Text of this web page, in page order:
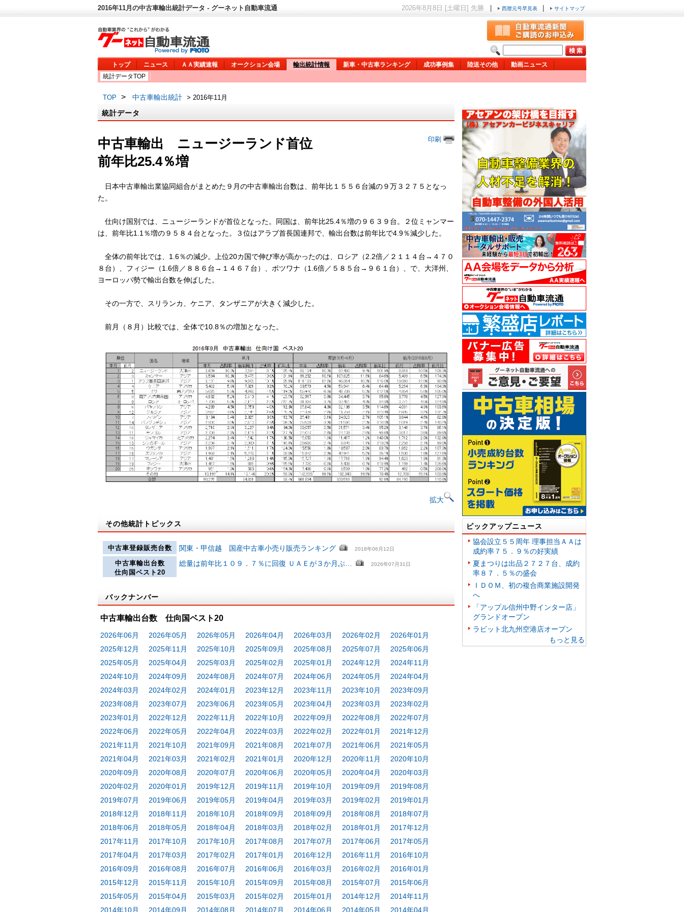
2016年11月の中古車輸出統計データ - グーネット自動車流通 2026年8月8日 [土曜日] 先勝 西暦元号早見表 サイトマップ
トップ ニュース ＡＡ実績速報 オークション会場 輸出統計情報 新車・中古車ランキング 成功事例集 陸送その他
動画ニュース
統計データTOP
TOP > 中古車輸出統計 > 2016年11月
統計データ
印刷
中古車輸出 ニュージーランド首位
前年比25.4％増
日本中古車輸出業協同組合がまとめた９月の中古車輸出台数は、前年比１５５６台減の９万３２７５となっ
た。
仕向け国別では、ニュージーランドが首位となった。同国は、前年比25.4％増の９６３９台。２位ミャンマー
は、前年比1.1％増の９５８４台となった。３位はアラブ首長国連邦で、輸出台数は前年比で4.9％減少した。
全体の前年比では、1.6％の減少。上位20カ国で伸び率が高かったのは、ロシア（2.2倍／２１１４台→４７０
８台）、フィジー（1.6倍／８８６台→１４６７台）、ボツワナ（1.6倍／５８５台→９６１台）、で、大洋州、
ヨーロッパ勢で輸出台数を伸ばした。
その一方で、スリランカ、ケニア、タンザニアが大きく減少した。
前月（８月）比較では、全体で10.8％の増加となった。
拡大
その他統計トピックス
中古車登録販売台数 関東・甲信越 国産中古車小売り販売ランキング 2018年06月12日
中古車輸出台数
仕向国ベスト20
総量は前年比１０９．７％に回復 ＵＡＥが３か月ぶ… 2026年07月31日
バックナンバー
中古車輸出台数 仕向国ベスト20
2026年06月 2026年05月 2026年05月 2026年04月 2026年03月 2026年02月
2026年01月
2025年12月
2025年11月 2025年10月 2025年09月 2025年08月 2025年07月
2025年06月
2025年05月
2025年04月 2025年03月 2025年02月 2025年01月 2024年12月
2024年11月
2024年10月
2024年09月 2024年08月 2024年07月 2024年06月 2024年05月
2024年04月
2024年03月
2024年02月 2024年01月 2023年12月 2023年11月 2023年10月
2023年09月
2023年08月
2023年07月 2023年06月 2023年05月 2023年04月 2023年03月
2023年02月
2023年01月
2022年12月 2022年11月 2022年10月 2022年09月 2022年08月
2022年07月
2022年06月
2022年05月 2022年04月 2022年03月 2022年02月 2022年01月
2021年12月
2021年11月
2021年10月 2021年09月 2021年08月 2021年07月 2021年06月
2021年05月
2021年04月
2021年03月 2021年02月 2021年01月 2020年12月 2020年11月
2020年10月
2020年09月
2020年08月 2020年07月 2020年06月 2020年05月 2020年04月
2020年03月
2020年02月
2020年01月 2019年12月 2019年11月 2019年10月 2019年09月
2019年08月
2019年07月
2019年06月 2019年05月 2019年04月 2019年03月 2019年02月
2019年01月
2018年12月
2018年11月 2018年10月 2018年09月 2018年09月 2018年08月
2018年07月
2018年06月
2018年05月 2018年04月 2018年03月 2018年02月 2018年01月
2017年12月
2017年11月
2017年10月 2017年10月 2017年08月 2017年07月 2017年06月
2017年05月
2017年04月
2017年03月 2017年02月 2017年01月 2016年12月 2016年11月
2016年10月
2016年09月
2016年08月 2016年07月 2016年06月 2016年03月 2016年02月
2016年01月
2015年12月
2015年11月 2015年10月 2015年09月 2015年08月 2015年07月
2015年06月
2015年05月
2015年04月 2015年03月 2015年02月 2015年01月 2014年12月
2014年11月
2014年10月
2014年09月 2014年08月 2014年07月 2014年06月 2014年05月 2014年04月
ピックアップニュース
協会設立５５周年 理事担当ＡＡは
成約率７５．９％の好実績
夏まつりは出品２７２７台、成約
率８７．５％の盛会
ＩＤＯＭ、初の複合商業施設開発
へ
「アップル信州中野インター店」
グランドオープン
ラビット北九州空港店オープン
もっと見る